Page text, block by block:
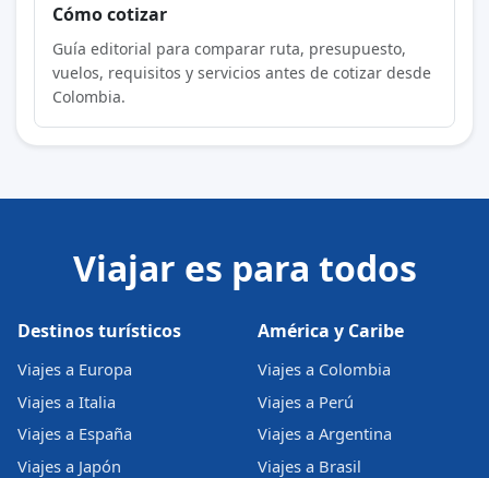
Cómo cotizar
Guía editorial para comparar ruta, presupuesto,
vuelos, requisitos y servicios antes de cotizar desde
Colombia.
Viajar es para todos
Destinos turísticos
Viajes a Europa
Viajes a Italia
Viajes a España
Viajes a Japón
América y Caribe
Viajes a Colombia
Viajes a Perú
Viajes a Argentina
Viajes a Brasil